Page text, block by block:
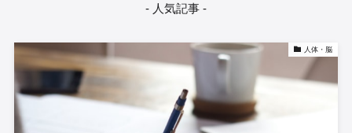
- 人気記事 -
人体・脳